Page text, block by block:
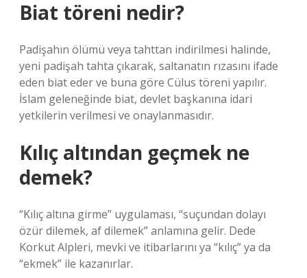
Biat töreni nedir?
Padişahın ölümü veya tahttan indirilmesi halinde,
yeni padişah tahta çıkarak, saltanatın rızasını ifade
eden biat eder ve buna göre Cülus töreni yapılır.
İslam geleneğinde biat, devlet başkanına idari
yetkilerin verilmesi ve onaylanmasıdır.
Kılıç altından geçmek ne
demek?
“Kılıç altına girme” uygulaması, “suçundan dolayı
özür dilemek, af dilemek” anlamına gelir. Dede
Korkut Alpleri, mevki ve itibarlarını ya “kılıç” ya da
“ekmek” ile kazanırlar.